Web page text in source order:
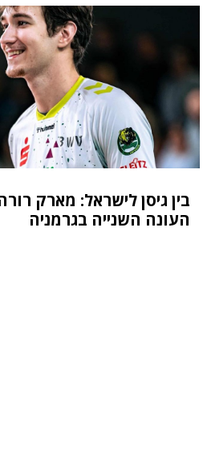
בין גיסן לישראל: מארק
העונה השנייה בגרמניה